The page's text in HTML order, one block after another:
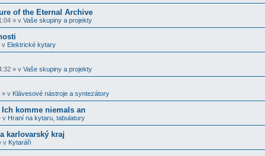
of the Eternal Archive
» v Vaše skupiny a projekty
v Elektrické kytary
» v Vaše skupiny a projekty
» v Klávesové nástroje a syntezátory
komme niemals an
v Hraní na kytaru, tabulatury
karlovarský kraj
v Kytaráři